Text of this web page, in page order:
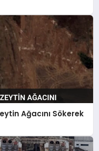
Ağacını Sökerek